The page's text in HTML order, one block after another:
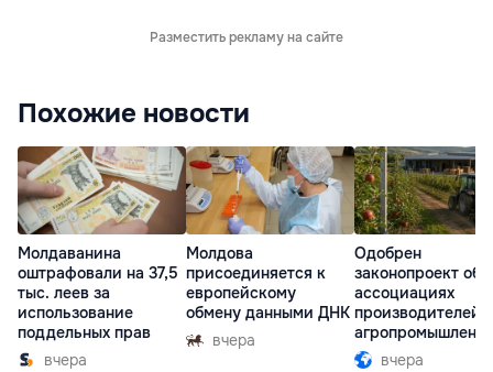
Разместить рекламу на сайте
Похожие новости
Молдаванина
оштрафовали на 37,5
тыс. леев за
использование
поддельных прав
вчера
Молдова
присоединяется к
европейскому
обмену данными ДНК
вчера
Одобрен
законопроект об
ассоциациях
производителей в
комплексе
вчера